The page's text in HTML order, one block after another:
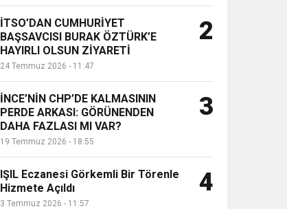
İTSO’DAN CUMHURİYET
BAŞSAVCISI BURAK ÖZTÜRK’E
HAYIRLI OLSUN ZİYARETİ
24 Temmuz 2026 - 11:47
2
İNCE’NİN CHP’DE KALMASININ
PERDE ARKASI: GÖRÜNENDEN
DAHA FAZLASI MI VAR?
19 Temmuz 2026 - 18:55
3
IŞIL Eczanesi Görkemli Bir Törenle
Hizmete Açıldı
3 Temmuz 2026 - 11:57
4